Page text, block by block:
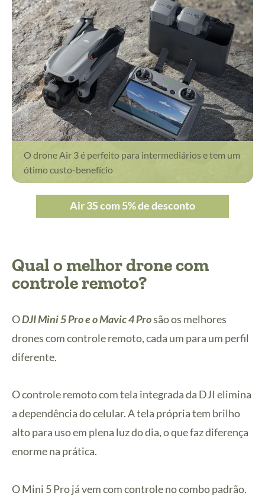
O drone Air 3 é perfeito para intermediários e tem um
ótimo custo-benefício
Air 3S com 5% de desconto
Qual o melhor drone com
controle remoto?
ODJI Mini 5 Pro e o Mavic 4 Prosão os melhores
drones com controle remoto, cada um para um perfil
diferente.
O controle remoto com tela integrada da DJI elimina
a dependência do celular. A tela própria tem brilho
alto para uso em plena luz do dia, o que faz diferença
enorme na prática.
O Mini 5 Pro já vem com controle no combo padrão.